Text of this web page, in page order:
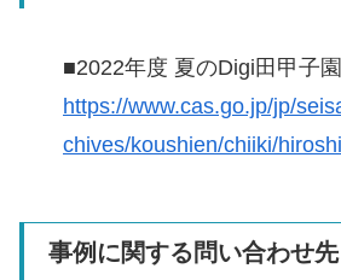
■2022年度 夏のDigi田甲子
https://www.cas.go.jp/jp/
chives/koushien/chiiki/
事例に関する問い合わせ先